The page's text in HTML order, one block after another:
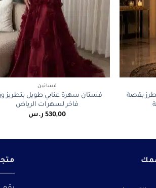
+
بقصة
فساتين
فستان سهرة عنابي طويل بتطريز
فاخر لسهرات الرياض
530,00 ر.س